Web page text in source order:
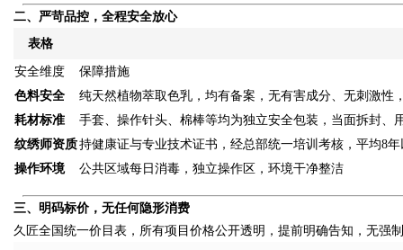
二、严苛品控，全程安全放心
表格
安全维度
保障措施
色料安全
纯天然植物萃取色乳，均有备案，无有害成分、无刺激性
耗材标准
手套、操作针头、棉棒等均为独立安全包装，当面拆封、
纹绣师资质持健康证与专业技术证书，经总部统一培训考核，平均8
操作环境
公共区域每日消毒，独立操作区，环境干净整洁
三、明码标价，无任何隐形消费
久匠全国统一价目表，所有项目价格公开透明，提前明确告知，无强